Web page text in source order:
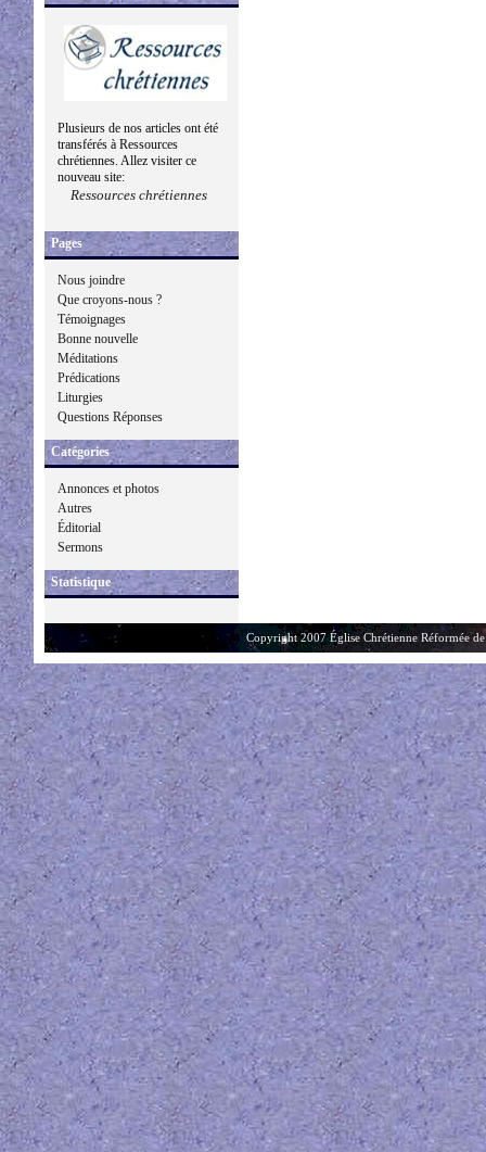
Plusieurs de nos articles ont été
transférés à Ressources
chrétiennes. Allez visiter ce
nouveau site:
Ressources chrétiennes
Pages
Nous joindre
Que croyons-nous ?
Témoignages
Bonne nouvelle
Méditations
Prédications
Liturgies
Questions Réponses
Catégories
Annonces et photos
Autres
Éditorial
Sermons
Statistique
Copyright 2007 Église Chrétienne Réformée